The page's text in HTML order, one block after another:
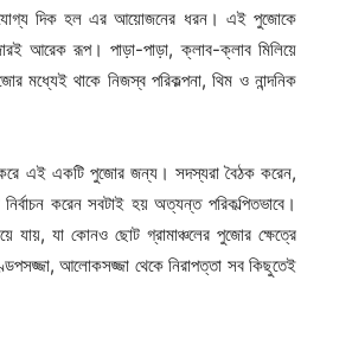
দিক হল এর আয়োজনের ধরন। এই পুজোকে
আরেক রূপ। পাড়া-পাড়া, ক্লাব-ক্লাব মিলিয়ে
মধ্যেই থাকে নিজস্ব পরিকল্পনা, থিম ও নান্দনিক
করে এই একটি পুজোর জন্য। সদস্যরা বৈঠক করেন,
নির্বাচন করেন সবটাই হয় অত্যন্ত পরিকল্পিতভাবে।
যায়, যা কোনও ছোট গ্রামাঞ্চলের পুজোর ক্ষেত্রে
আলোকসজ্জা থেকে নিরাপত্তা সব কিছুতেই